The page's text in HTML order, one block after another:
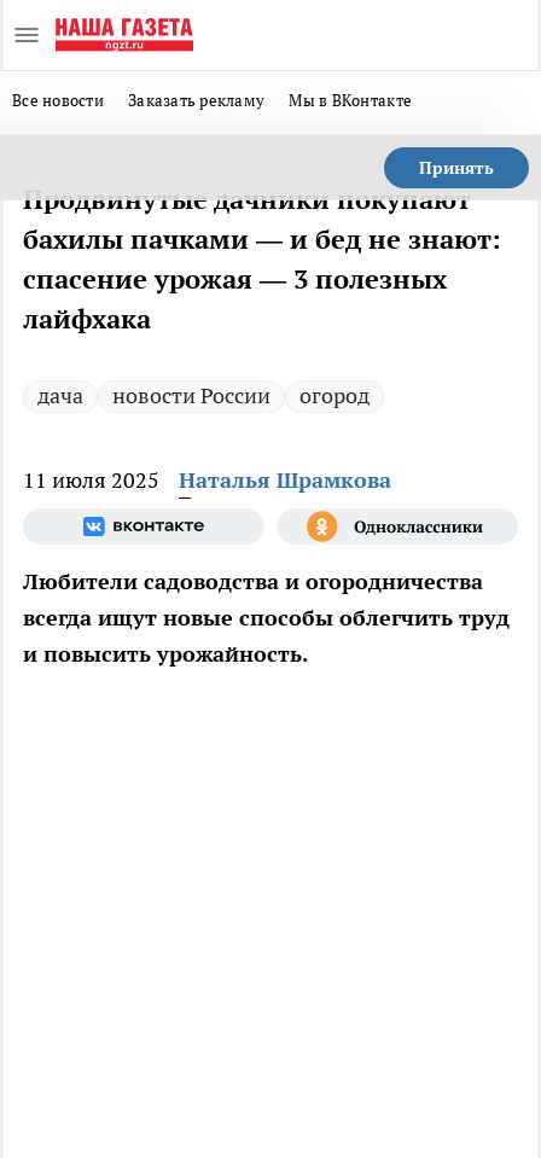
Все новости Заказать рекламу Мы в ВКонтакте
Принять
Продвинутые дачники покупают
бахилы пачками — и бед не знают:
спасение урожая — 3 полезных
лайфхака
дача новости России огород
11 июля 2025 Наталья Шрамкова
Любители садоводства и огородничества
всегда ищут новые способы облегчить труд
и повысить урожайность.